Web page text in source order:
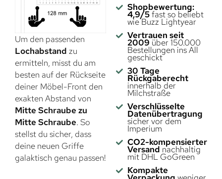
Um den passenden
Lochabstand zu
ermitteln, misst du am
besten auf der Rückseite
deiner Möbel-Front den
exakten Abstand von
Mitte Schraube zu
Mitte Schraube. So
stellst du sicher, dass
deine neuen Griffe
galaktisch genau passen!
Shopbewertung:
4,9/5fast so beliebt
wie Buzz Lightyear
Vertrauen seit
2009 über 150.000
Bestellungen ins All
geschickt
30 Tage
Rückgaberecht
innerhalb der
Milchstraße
Verschlüsselte
Datenübertragung
sicher vor dem
Imperium
CO2-kompensierter
Versand nachhaltig
mit DHL GoGreen
Kompakte